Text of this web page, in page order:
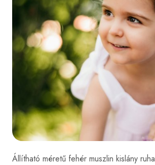
Állítható méretű fehér muszlin kislány ruha